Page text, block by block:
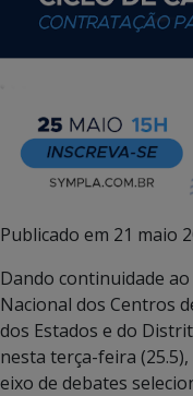
Publicado em 21 maio
Dando continuidade
Nacional dos Centros
dos Estados e do
nesta terça-feira
eixo de debates